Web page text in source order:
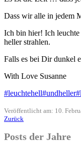
Dass wir alle in jedem
Ich bin hier! Ich
heller strahlen.
Falls es bei Dir dunkel
With Love Susanne
#leuchtehell#undheller
Veröffentlicht am: 10.
Zurück
Posts der Jahre